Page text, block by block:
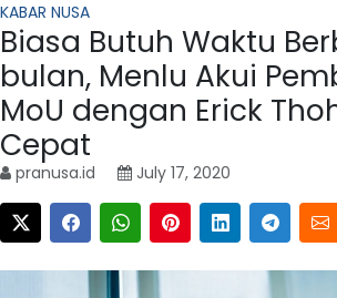
KABAR NUSA
Biasa Butuh Waktu
bulan, Menlu Akui
MoU dengan Erick
Cepat
pranusa.id July 17, 2020